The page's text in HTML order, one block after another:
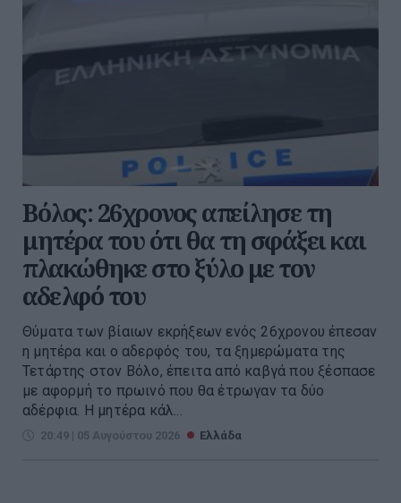
Βόλος: 26χρονος απείλησε τη
μητέρα του ότι θα τη σφάξει και
πλακώθηκε στο ξύλο με τον
αδελφό του
Θύματα των βίαιων εκρήξεων ενός 26χρονου έπεσαν
η μητέρα και ο αδερφός του, τα ξημερώματα της
Τετάρτης στον Βόλο, έπειτα από καβγά που ξέσπασε
με αφορμή το πρωινό που θα έτρωγαν τα δύο
αδέρφια. Η μητέρα κάλ...
20:49 | 05 Αυγούστου 2026 Ελλάδα